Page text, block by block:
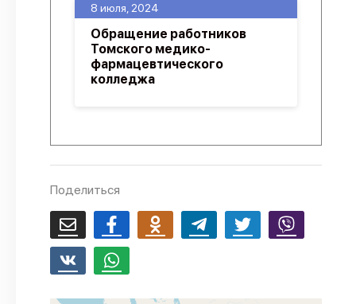
8 июля, 2024
Обращение работников
Томского медико-
фармацевтического
колледжа
Поделиться